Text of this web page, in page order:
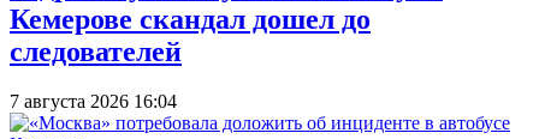
Кемерове скандал дошел до
следователей
7 августа 2026 16:04